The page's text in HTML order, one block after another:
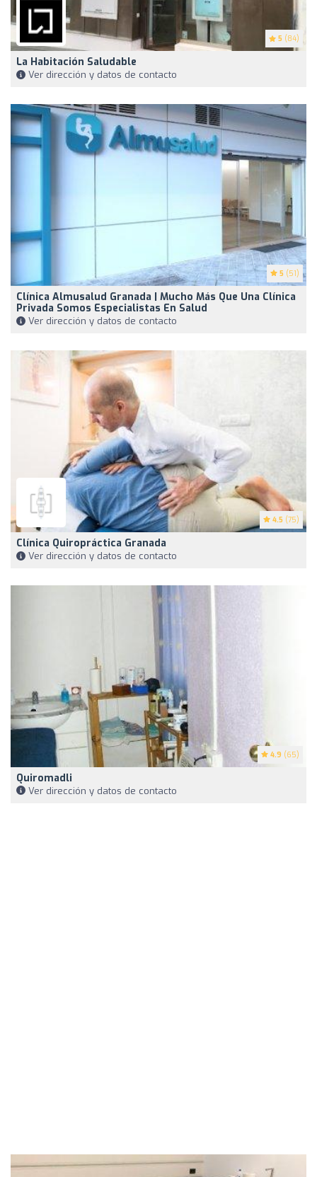
5 (84)
La Habitación Saludable
Ver dirección y datos de contacto
5 (51)
Clínica Almusalud Granada | Mucho Más Que Una Clínica
Privada Somos Especialistas En Salud
Ver dirección y datos de contacto
4.5 (75)
Clínica Quiropráctica Granada
Ver dirección y datos de contacto
4.9 (65)
Quiromadli
Ver dirección y datos de contacto